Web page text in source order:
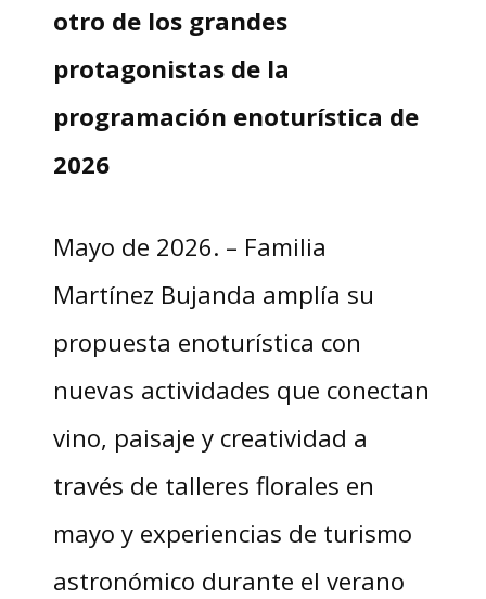
otro de los grandes
protagonistas de la
programación enoturística de
2026
Mayo de 2026. – Familia
Martínez Bujanda amplía su
propuesta enoturística con
nuevas actividades que conectan
vino, paisaje y creatividad a
través de talleres florales en
mayo y experiencias de turismo
astronómico durante el verano